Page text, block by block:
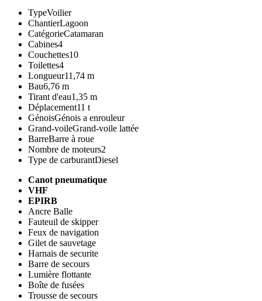
TypeVoilier
ChantierLagoon
CatégorieCatamaran
Cabines4
Couchettes10
Toilettes4
Longueur11,74 m
Bau6,76 m
Tirant d'eau1,35 m
Déplacement11 t
GénoisGénois a enrouleur
Grand-voileGrand-voile lattée
BarreBarre à roue
Nombre de moteurs2
Type de carburantDiesel
Canot pneumatique
VHF
EPIRB
Ancre Balle
Fauteuil de skipper
Feux de navigation
Gilet de sauvetage
Harnais de securite
Barre de secours
Lumière flottante
Boîte de fusées
Trousse de secours